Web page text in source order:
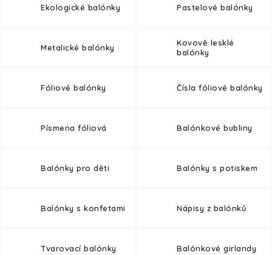
Vrácení zboží a reklamace
Ekologické balónky Pastelové balónky
Metalické balónky
Kovově lesklé
balónky
Fóliové balónky Čísla fóliové balónky
Písmena fóliová Balónkové bubliny
Balónky pro děti Balónky s potiskem
Balónky s konfetami Nápisy z balónků
Tvarovací balónky Balónkové girlandy